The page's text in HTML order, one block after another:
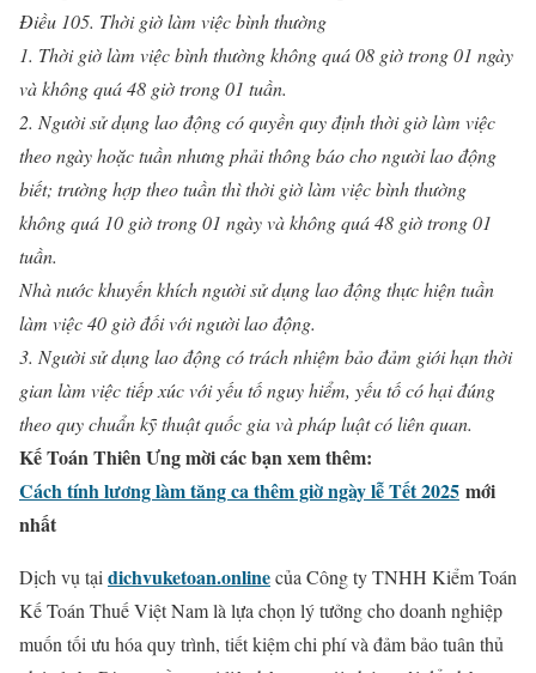
Điều 105. Thời giờ làm việc bình thường
1. Thời giờ làm việc bình thường không quá 08 giờ trong 01 ngày
và không quá 48 giờ trong 01 tuần.
2. Người sử dụng lao động có quyền quy định thời giờ làm việc
theo ngày hoặc tuần nhưng phải thông báo cho người lao động
biết; trường hợp theo tuần thì thời giờ làm việc bình thường
không quá 10 giờ trong 01 ngày và không quá 48 giờ trong 01
tuần.
Nhà nước khuyến khích người sử dụng lao động thực hiện tuần
làm việc 40 giờ đối với người lao động.
3. Người sử dụng lao động có trách nhiệm bảo đảm giới hạn thời
gian làm việc tiếp xúc với yếu tố nguy hiểm, yếu tố có hại đúng
theo quy chuẩn kỹ thuật quốc gia và pháp luật có liên quan.
Kế Toán Thiên Ưng mời các bạn xem thêm:
Cách tính lương làm tăng ca thêm giờ ngày lễ Tết 2025 mới
nhất
Dịch vụ tại dichvuketoan.onlinecủa Công ty TNHH Kiểm Toán
Kế Toán Thuế Việt Nam là lựa chọn lý tưởng cho doanh nghiệp
muốn tối ưu hóa quy trình, tiết kiệm chi phí và đảm bảo tuân thủ